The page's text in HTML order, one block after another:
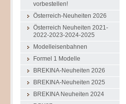
vorbestellen!
Österreich-Neuheiten 2026
Österreich Neuheiten 2021-
2022-2023-2024-2025
Modelleisenbahnen
Formel 1 Modelle
BREKINA-Neuheiten 2026
BREKINA-Neuheiten 2025
BREKINA Neuheiten 2024